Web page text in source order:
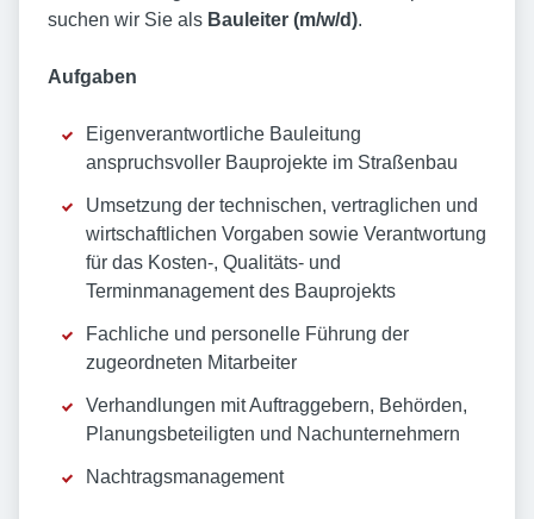
suchen wir Sie als Bauleiter (m/w/d).
Aufgaben
Eigenverantwortliche Bauleitung
anspruchsvoller Bauprojekte im Straßenbau
Umsetzung der technischen, vertraglichen und
wirtschaftlichen Vorgaben sowie Verantwortung
für das Kosten-, Qualitäts- und
Terminmanagement des Bauprojekts
Fachliche und personelle Führung der
zugeordneten Mitarbeiter
Verhandlungen mit Auftraggebern, Behörden,
Planungsbeteiligten und Nachunternehmern
Nachtragsmanagement